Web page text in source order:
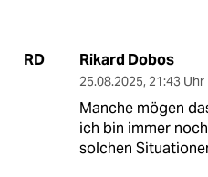
RD Rikard Dobos
25.08.2025, 21:43 Uhr
Manche mögen
ich bin immer
solchen